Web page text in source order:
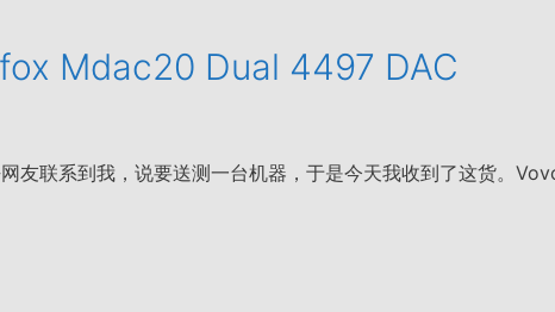
Mdac20 Dual 4497 DAC
网友联系到我，说要送测一台机器，于是今天我收到了这货。